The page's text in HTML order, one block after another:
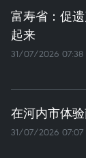
富寿省：促
起来
31/07/2026 07:38
在河内市体
31/07/2026 07:07